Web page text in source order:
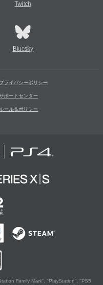
Twitch
Bluesky
プライバシーポリシー
ポートセンター
ルール＆ポリシー
Family Mark", "PlayStation", "PS5